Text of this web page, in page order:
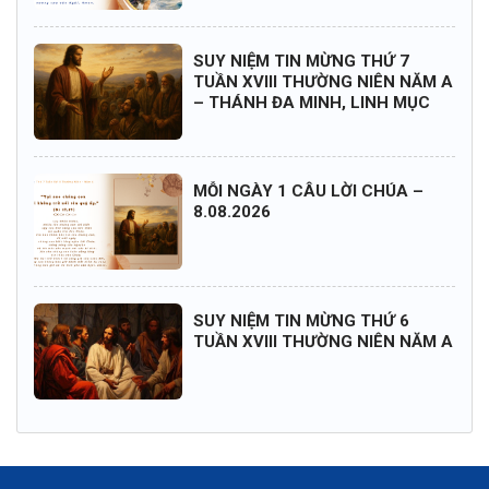
SUY NIỆM TIN MỪNG THỨ 7
TUẦN XVIII THƯỜNG NIÊN NĂM A
– THÁNH ĐA MINH, LINH MỤC
MỖI NGÀY 1 CÂU LỜI CHÚA –
8.08.2026
SUY NIỆM TIN MỪNG THỨ 6
TUẦN XVIII THƯỜNG NIÊN NĂM A